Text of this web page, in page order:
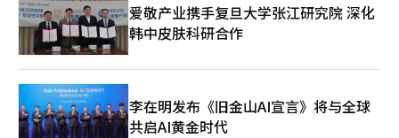
爱敬产业携手复旦大学张江研究院 深化
韩中皮肤科研合作
李在明发布《旧金山AI宣言》将与全球
共启AI黄金时代